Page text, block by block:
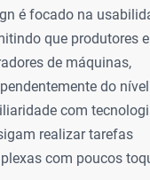
é focado na
que produtores e
de máquinas,
do
com
realizar tarefas
com poucos